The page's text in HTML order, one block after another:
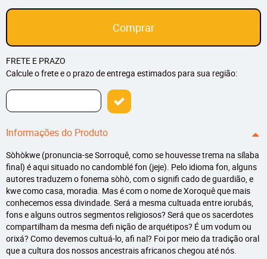
Comprar
FRETE E PRAZO
Calcule o frete e o prazo de entrega estimados para sua região:
Informações do Produto
Sòhòkwe (pronuncia-se Sorroquê, como se houvesse trema na sílaba
final) é aqui situado no candomblé fon (jeje). Pelo idioma fon, alguns
autores traduzem o fonema sòhò, com o signifi cado de guardião, e
kwe como casa, moradia. Mas é com o nome de Xoroquê que mais
conhecemos essa divindade. Será a mesma cultuada entre iorubás,
fons e alguns outros segmentos religiosos? Será que os sacerdotes
compartilham da mesma defi nição de arquétipos? É um vodum ou
orixá? Como devemos cultuá-lo, afi nal? Foi por meio da tradição oral
que a cultura dos nossos ancestrais africanos chegou até nós.